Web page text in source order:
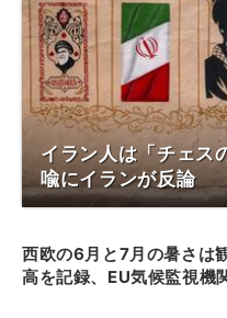
イラン人は「チェス
喩にイランが反論
西欧の6月と7月の暑さは
高を記録、EU気候監視機